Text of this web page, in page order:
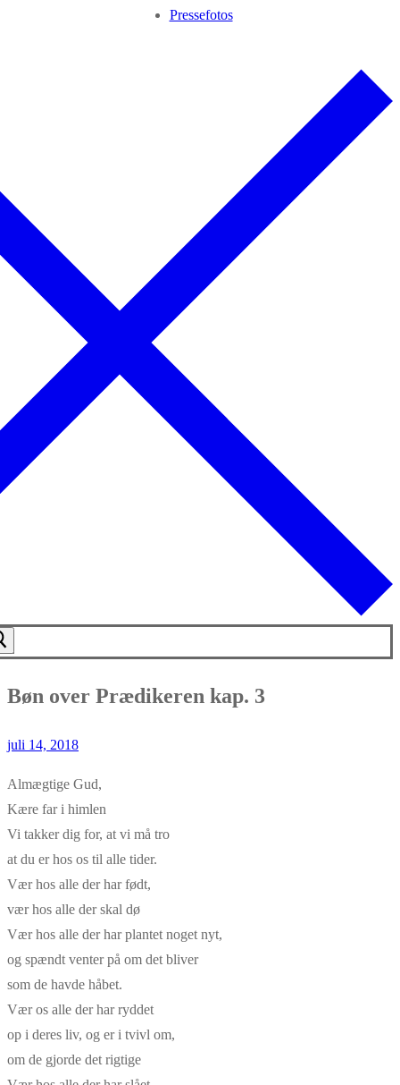
Pressefotos
Bøn over Prædikeren kap. 3
juli 14, 2018
Almægtige Gud,
Kære far i himlen
Vi takker dig for, at vi må tro
at du er hos os til alle tider.
Vær hos alle der har født,
vær hos alle der skal dø
Vær hos alle der har plantet noget nyt,
og spændt venter på om det bliver
som de havde håbet.
Vær os alle der har ryddet
op i deres liv, og er i tvivl om,
om de gjorde det rigtige